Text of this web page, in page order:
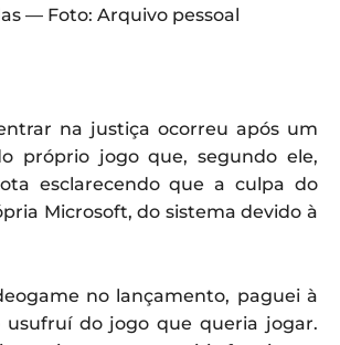
— Foto: Arquivo pessoal
na justiça ocorreu após um
próprio jogo que, segundo ele,
esclarecendo que a culpa do
Microsoft, do sistema devido à
no lançamento, paguei à
usufruí do jogo que queria jogar.